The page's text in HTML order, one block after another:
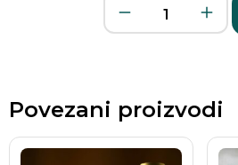
Povezani proizvodi